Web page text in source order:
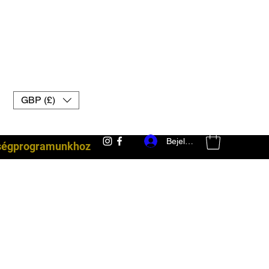
GBP (£)
Bejelentkezés
harci felszerelés uk muay thai kesztyű